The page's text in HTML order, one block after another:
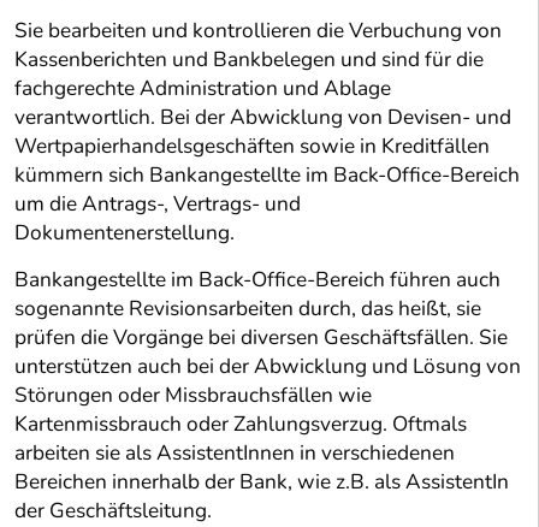
Sie bearbeiten und kontrollieren die Verbuchung von
Kassenberichten und Bankbelegen und sind für die
fachgerechte Administration und Ablage
verantwortlich. Bei der Abwicklung von Devisen- und
Wertpapierhandelsgeschäften sowie in Kreditfällen
kümmern sich Bankangestellte im Back-Office-Bereich
um die Antrags-, Vertrags- und
Dokumentenerstellung.
Bankangestellte im Back-Office-Bereich führen auch
sogenannte Revisionsarbeiten durch, das heißt, sie
prüfen die Vorgänge bei diversen Geschäftsfällen. Sie
unterstützen auch bei der Abwicklung und Lösung von
Störungen oder Missbrauchsfällen wie
Kartenmissbrauch oder Zahlungsverzug. Oftmals
arbeiten sie als AssistentInnen in verschiedenen
Bereichen innerhalb der Bank, wie z.B. als AssistentIn
der Geschäftsleitung.